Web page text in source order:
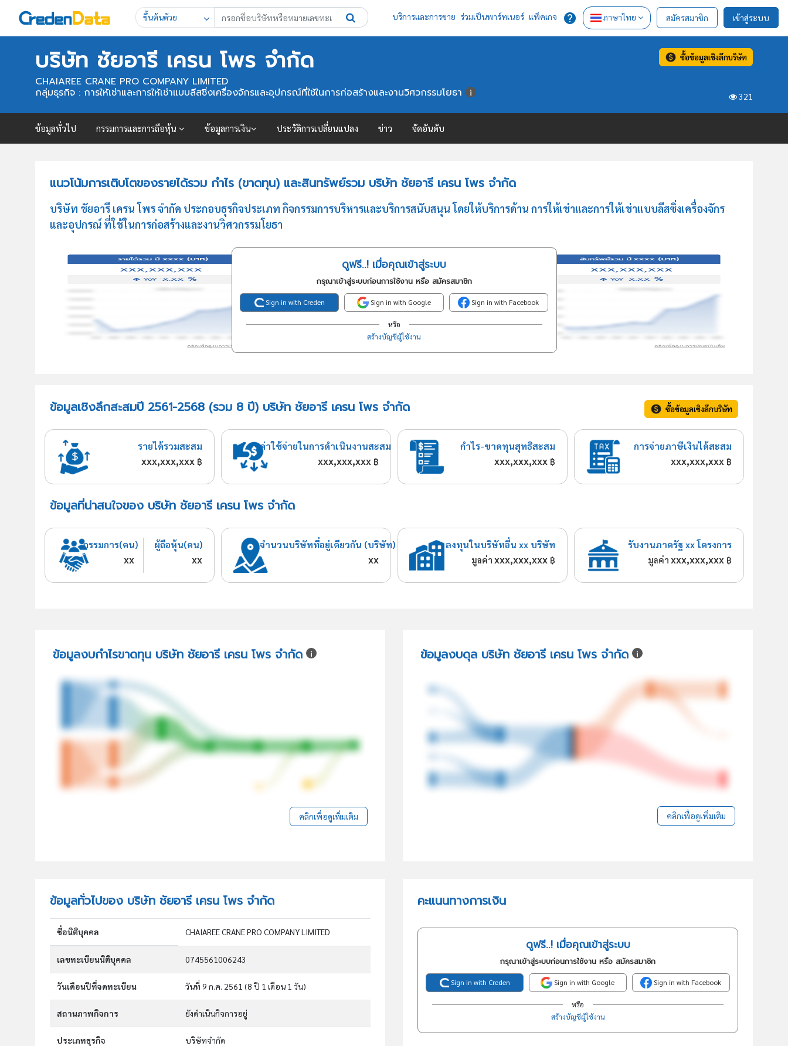
ขึ้นต้นด้วย บริการและการขาย ร่วมเป็นพาร์ทเนอร์ แพ็คเกจ ภาษาไทย สมัครสมาชิก เข้าสู่ระบบ
บริษัท ชัยอารี เครน โพร จำกัด ซื้อข้อมูลเชิงลึกบริษัท
CHAIAREE CRANE PRO COMPANY LIMITED
321
กลุ่มธุรกิจ : การให้เช่าและการให้เช่าแบบลีสซิ่งเครื่องจักรและอุปกรณ์ที่ใช้ในการก่อสร้างและงานวิศวกรรมโยธา
ข้อมูลทั่วไป กรรมการและการถือหุ้น ข้อมูลการเงิน ประวัติการเปลี่ยนแปลง ข่าว จัดอันดับ
แนวโน้มการเติบโตของรายได้รวม กำไร (ขาดทุน) และสินทรัพย์รวม บริษัท ชัยอารี เครน โพร จำกัด
บริษัท ชัยอารี เครน โพร จำกัด ประกอบธุรกิจประเภท กิจกรรมการบริหารและบริการสนับสนุน โดยให้บริการด้าน การให้เช่าและการให้เช่าแบบลีสซิ่งเครื่องจักร
และอุปกรณ์ ที่ใช้ในการก่อสร้างและงานวิศวกรรมโยธา
ดูฟรี..! เมื่อคุณเข้าสู่ระบบ
กรุณาเข้าสู่ระบบก่อนการใช้งาน หรือ สมัครสมาชิก
Sign in with Creden Sign in with Google Sign in with Facebook
หรือ
สร้างบัญชีผู้ใช้งาน
ข้อมูลเชิงลึกสะสมปี 2561-2568 (รวม 8 ปี) บริษัท ชัยอารี เครน โพร จำกัด ซื้อข้อมูลเชิงลึกบริษัท
รายได้รวมสะสม
xxx,xxx,xxx ฿
ค่าใช้จ่ายในการดำเนินงานสะสม
xxx,xxx,xxx ฿
กำไร-ขาดทุนสุทธิสะสม
xxx,xxx,xxx ฿
การจ่ายภาษีเงินได้สะสม
xxx,xxx,xxx ฿
ข้อมูลที่น่าสนใจของ บริษัท ชัยอารี เครน โพร จำกัด
กรรมการ(คน)
xx
ผู้ถือหุ้น(คน)
xx
จำนวนบริษัทที่อยู่เดียวกัน (บริษัท)
xx
ลงทุนในบริษัทอื่น xx บริษัท
มูลค่าxxx,xxx,xxx ฿
รับงานภาครัฐ xx โครงการ
มูลค่าxxx,xxx,xxx ฿
ข้อมูลงบกำไรขาดทุน บริษัท ชัยอารี เครน โพร จำกัด
คลิกเพื่อดูเพิ่มเติม
ข้อมูลงบดุล บริษัท ชัยอารี เครน โพร จำกัด
คลิกเพื่อดูเพิ่มเติม
ข้อมูลทั่วไปของ บริษัท ชัยอารี เครน โพร จำกัด
ชื่อนิติบุคคล CHAIAREE CRANE PRO COMPANY LIMITED
เลขทะเบียนนิติบุคคล 0745561006243
วันเดือนปีที่จดทะเบียน วันที่ 9 ก.ค. 2561 (8 ปี 1 เดือน 1 วัน)
สถานภาพกิจการ ยังดำเนินกิจการอยู่
ประเภทธุรกิจ บริษัทจำกัด
คะแนนทางการเงิน
ดูฟรี..! เมื่อคุณเข้าสู่ระบบ
กรุณาเข้าสู่ระบบก่อนการใช้งาน หรือ สมัครสมาชิก
Sign in with Creden Sign in with Google Sign in with Facebook
หรือ
สร้างบัญชีผู้ใช้งาน